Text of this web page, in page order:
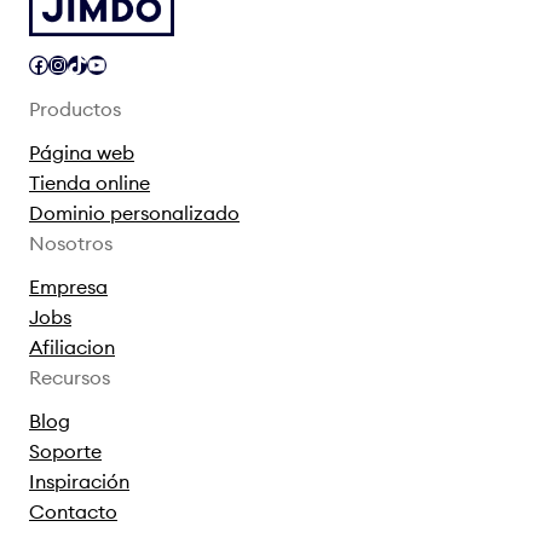
Facebook InstagramTikTok YouTube
Productos
Página web
Tienda online
Dominio personalizado
Nosotros
Empresa
Jobs
Afiliacion
Recursos
Blog
Soporte
Inspiración
Contacto